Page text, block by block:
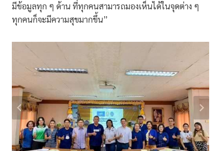
มีข้อมูลทุก ๆ ด้าน ที่ทุกคนสามารถมองเห็นได้ในจุดต่าง ๆ
ทุกคนก็จะมีความสุขมากขึ้น”